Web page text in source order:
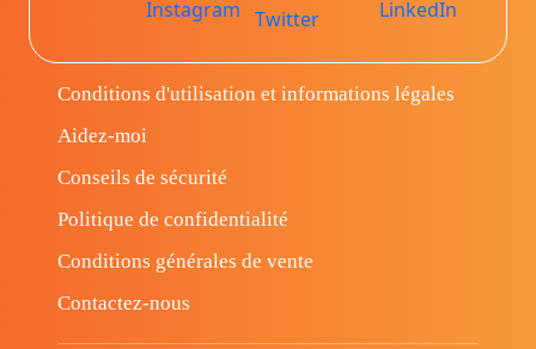
Conditions d'utilisation et informations légales
Aidez-moi
Conseils de sécurité
Politique de confidentialité
Conditions générales de vente
Contactez-nous